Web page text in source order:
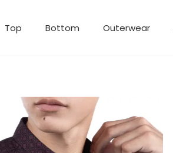
Top Bottom Outerwear